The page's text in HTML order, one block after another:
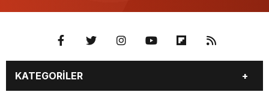
KATEGORİLER